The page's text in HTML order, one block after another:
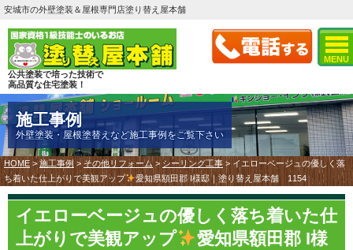
MENU
安城市の外壁塗装＆屋根専門店塗り替え屋本舗
公共塗装で培った技術で
高品質な住宅塗装！
施工事例
外壁塗装・屋根塗替えなど施工事例をご覧下さい
HOME >施工事例 > その他リフォーム > シーリング工事 > イエローベージュの優しく落
ち着いた仕上がりで美観アップ
愛知県額田郡 I様邸｜塗り替え屋本舗 1154
イエローベージュの優しく落ち着いた仕
上がりで美観アップ
愛知県額田郡 I様